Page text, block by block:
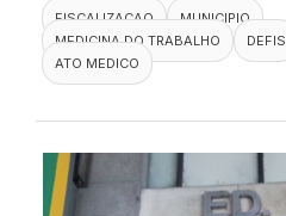
FISCALIZACAO
MUNICIPIO
MEDICINA DO TRABALHO
DEFIS
ATO MEDICO